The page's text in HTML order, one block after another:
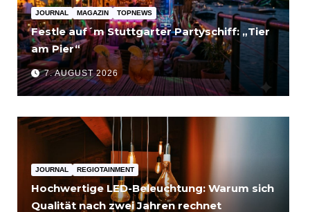
JOURNAL MAGAZIN TOPNEWS
Festle auf´m Stuttgarter Partyschiff: „Tier
am Pier“
7. AUGUST 2026
JOURNAL REGIOTAINMENT
Hochwertige LED-Beleuchtung: Warum sich
Qualität nach zwei Jahren rechnet